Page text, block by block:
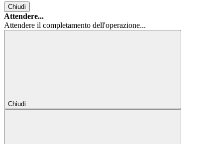
Chiudi
Attendere...
Attendere il completamento dell'operazione...
Chiudi